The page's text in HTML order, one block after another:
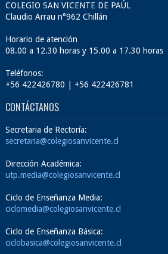
COLEGIO SAN VICENTE DE PAÚL
Claudio Arrau n°962 Chillán
Horario de atención
08.00 a 12.30 horas y 15.00 a 17.30 horas
Teléfonos:
+56 422426780 | +56 422426781
CONTÁCTANOS
Secretaria de Rectoría:
secretaria@colegiosanvicente.cl
Dirección Académica:
utp.media@colegiosanvicente.cl
Ciclo de Enseñanza Media:
ciclomedia@colegiosanvicente.cl
Ciclo de Enseñanza Básica:
ciclobasica@colegiosanvicente.cl